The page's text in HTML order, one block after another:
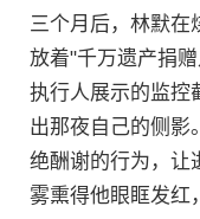
三个月后，林默在
放着"千万遗产捐
执行人展示的监控
出那夜自己的侧影
绝酬谢的行为，让
雾熏得他眼眶发红